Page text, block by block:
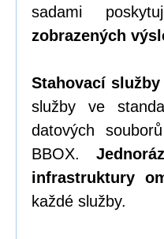
sadami
zobrazených
Stahovací služby
služby ve
datových
BBOX.
infrastruktury
každé služby.